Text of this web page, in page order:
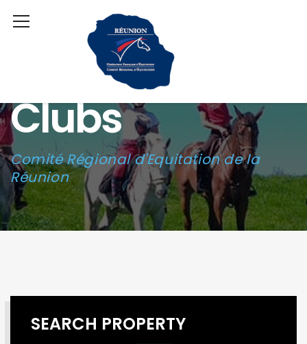
Clubs
Comité Régional d'Equitation de la
Réunion
SEARCH PROPERTY